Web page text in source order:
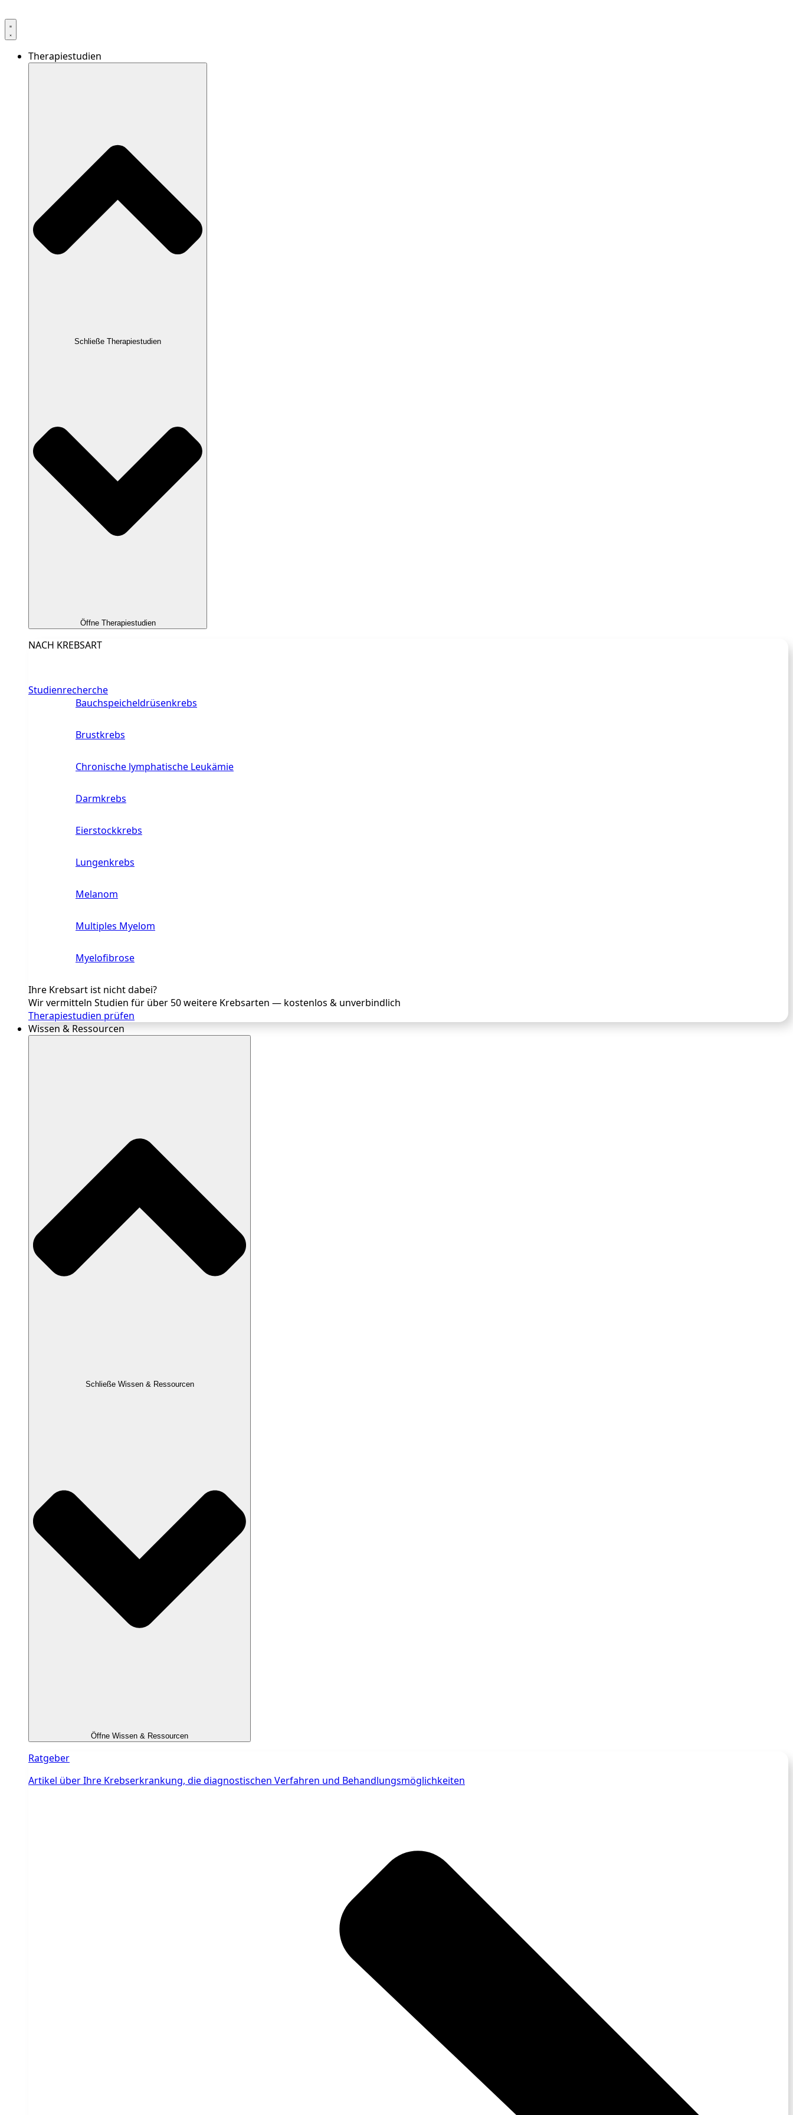
Therapiestudien
Schließe Therapiestudien
Öffne Therapiestudien
NACH KREBSART
Studienrecherche
Bauchspeicheldrüsenkrebs
Brustkrebs
Chronische lymphatische Leukämie
Darmkrebs
Eierstockkrebs
Lungenkrebs
Melanom
Multiples Myelom
Myelofibrose
Ihre Krebsart ist nicht dabei?
Wir vermitteln Studien für über 50 weitere Krebsarten — kostenlos & unverbindlich
Therapiestudien prüfen
Wissen & Ressourcen
Schließe Wissen & Ressourcen
Öffne Wissen & Ressourcen
Ratgeber
Artikel über Ihre Krebserkrankung, die diagnostischen Verfahren und Behandlungsmöglichkeiten